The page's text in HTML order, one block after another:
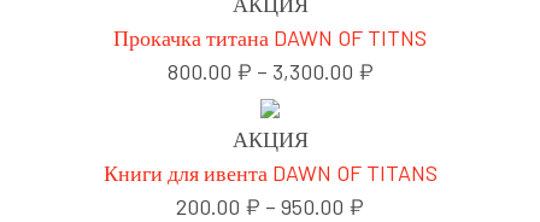
Прокачка титана DAWN OF TITNS
800.00 ₽ – 3,300.00 ₽
АКЦИЯ
Книги для ивента DAWN OF TITANS
200.00 ₽ – 950.00 ₽